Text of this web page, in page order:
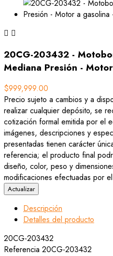
 
20CG-203432 -
Mediana Presión -
$999,999.00
Precio sujeto a cambios y a
realizar cualquier depósito, se
cotización formal emitida por el
imágenes, descripciones y
presentadas tienen carácter
referencia; el producto final
diseño, color, peso y
modificaciones efectuadas por
Descripción
Detalles del producto
20CG-203432
Referencia 20CG-203432